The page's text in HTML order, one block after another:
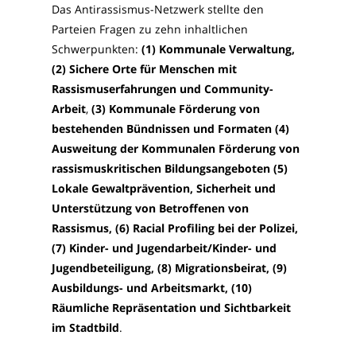
Das Antirassismus-Netzwerk stellte den
Parteien Fragen zu zehn inhaltlichen
Schwerpunkten: (1) Kommunale Verwaltung,
(2) Sichere Orte für Menschen mit
Rassismuserfahrungen und Community-
Arbeit,(3) Kommunale Förderung von
bestehenden Bündnissen und Formaten (4)
Ausweitung der Kommunalen Förderung von
rassismuskritischen Bildungsangeboten (5)
Lokale Gewaltprävention, Sicherheit und
Unterstützung von Betroffenen von
Rassismus, (6) Racial Profiling bei der Polizei,
(7) Kinder- und Jugendarbeit/Kinder- und
Jugendbeteiligung, (8) Migrationsbeirat, (9)
Ausbildungs- und Arbeitsmarkt, (10)
Räumliche Repräsentation und Sichtbarkeit
im Stadtbild.